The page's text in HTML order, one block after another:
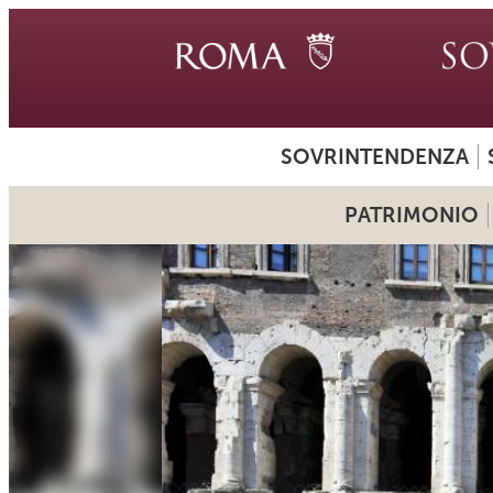
SOVRINTENDENZA
PATRIMONIO